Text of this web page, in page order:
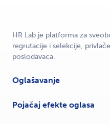
HR Lab je platforma za
regrutacije i selekcije,
poslodavaca.
Oglašavanje
Pojačaj efekte oglasa